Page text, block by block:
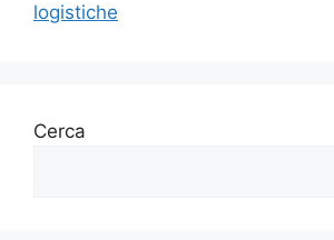
logistiche
Cerca